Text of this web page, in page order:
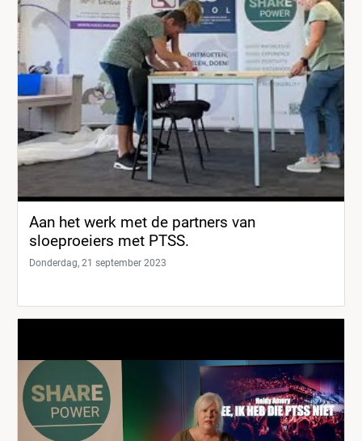
Aan het werk met de partners van
sloeproeiers met PTSS.
Donderdag, 21 september 2023